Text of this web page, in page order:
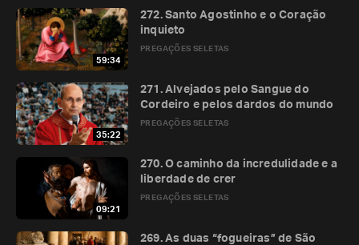
59:34
PREGAÇÕES SELETAS
272. Santo Agostinho e o Coração
inquieto
35:22
PREGAÇÕES SELETAS
271. Alvejados pelo Sangue do
Cordeiro e pelos dardos do mundo
09:21
PREGAÇÕES SELETAS
270. O caminho da incredulidade e a
liberdade de crer
269. As duas “fogueiras” de São